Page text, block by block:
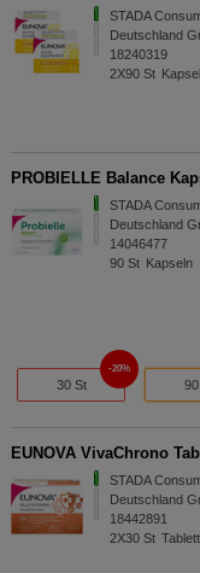
STADA
Deutschland
18240319
2X90 St
PROBIELLE Balance
STADA
Deutschland
14046477
90 St Kapseln
30 St
20%
EUNOVA VivaChrono
STADA
Deutschland
18442891
2X30 St